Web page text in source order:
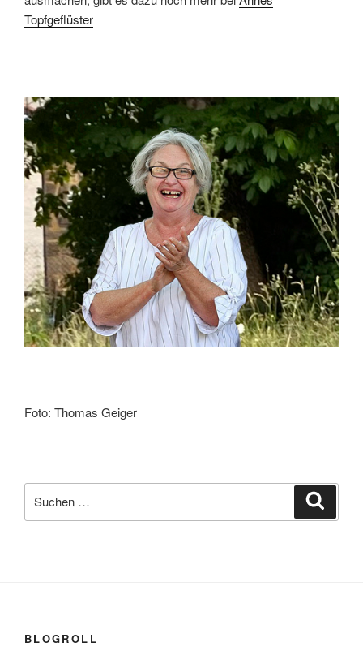
Topfgeflüster
Foto: Thomas Geiger
nach:
BLOGROLL